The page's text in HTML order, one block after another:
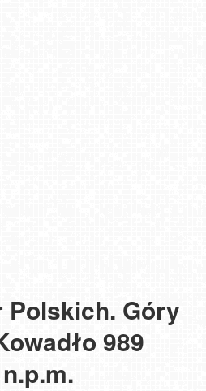
Polskich. Góry
989